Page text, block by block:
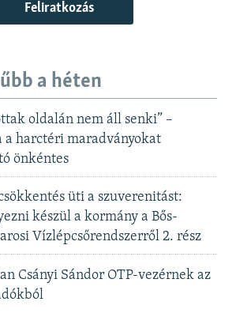
Feliratkozás
a héten
oldalán nem áll senki” –
a harctéri maradványokat
önkéntes
üti a szuverenitást:
készül a kormány a Bős-
Vízlépcsőrendszerről 2. rész
Csányi Sándor OTP-vezérnek az